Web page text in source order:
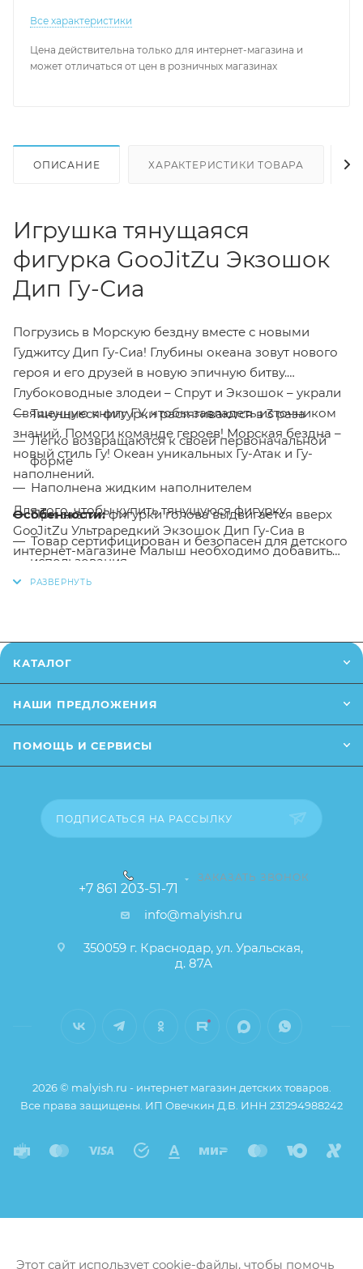
Все характеристики
Цена действительна только для интернет-магазина и
может отличаться от цен в розничных магазинах
ОПИСАНИЕ ХАРАКТЕРИСТИКИ ТОВАРА
Игрушка тянущаяся
фигурка GooJitZu Экзошок
Дип Гу-Сиа
Погрузись в Морскую бездну вместе с новыми
Гуджитсу Дип Гу-Сиа! Глубины океана зовут нового
героя и его друзей в новую эпичную битву.
Глубоководные злодеи – Спрут и Экзошок – украли
Священную книгу ГУ, чтобы завладеть источником
знаний. Помоги команде героев! Морская бездна –
новый стиль Гу! Океан уникальных Гу-Атак и Гу-
наполнений.
Особенности:
Тянущиеся фигурки растягиваются в 3 раза
Легко возвращаются к своей первоначальной
форме
Наполнена жидким наполнителем
При сжатии фигурки голова выдвигается вверх
Товар сертифицирован и безопасен для детского
использования
Для того, чтобы купить тянущуюся фигурку
GooJitZu Ультраредкий Экзошок Дип Гу-Сиа в
интернет-магазине Малыш необходимо добавить
от описания и изображения, размещенного на
изменения в дизайне или упаковке и т.д., не
товара), при этом основные потребительские
КАТАЛОГ
НАШИ ПРЕДЛОЖЕНИЯ
ПОМОЩЬ И СЕРВИСЫ
ПОДПИСАТЬСЯ НА РАССЫЛКУ
+7 861 203-51-71
ЗАКАЗАТЬ ЗВОНОК
info@malyish.ru
350059 г. Краснодар, ул. Уральская,
д. 87А
2026 © malyish.ru - интернет магазин детских товаров.
Все права защищены. ИП Овечкин Д.В. ИНН 231294988242
Этот сайт использует cookie-файлы, чтобы помочь